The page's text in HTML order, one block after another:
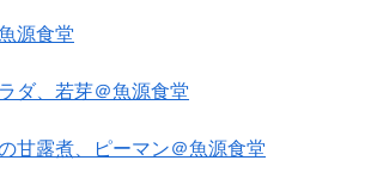
源食堂
ダ、若芽＠魚源食堂
甘露煮、ピーマン＠魚源食堂